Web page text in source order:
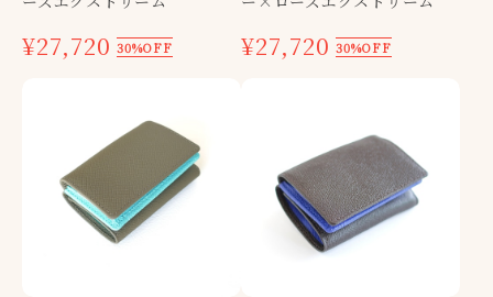
¥27,720 30%OFF ¥27,720 30%OFF